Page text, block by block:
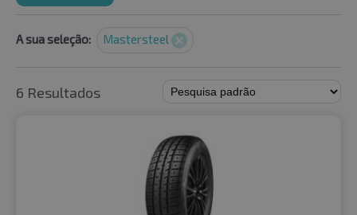
A sua seleção: Mastersteel
6 Resultados